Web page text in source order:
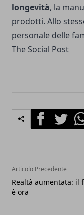
longevità, la
prodotti. Allo
personale delle
The Social Post
FacebookTwitter
Articolo Precedente
Realtà aumentata: il
è ora